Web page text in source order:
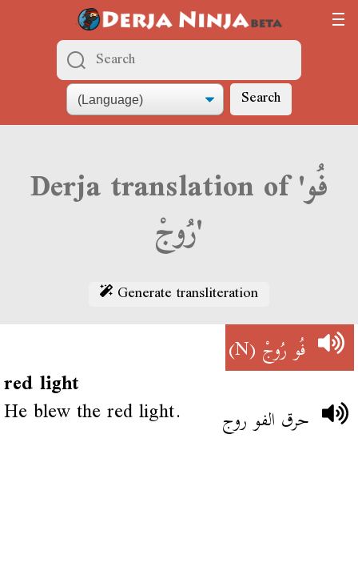
Search
Derja translation of 'فُو
رُوجْ'
Generate transliteration
فُو رُوجْ(N)
red light
He blew the red light. حرق الفو روج